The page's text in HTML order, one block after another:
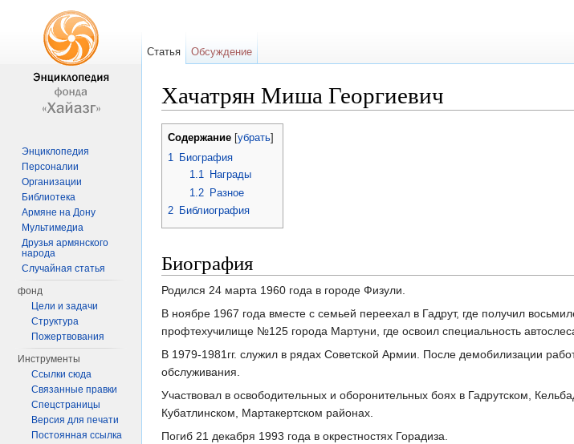
Хачатрян Миша Георгиевич
Содержание убрать
1 Биография
1.1
Награды
1.2
Разное
2 Библиография
Биография
Родился 24 марта 1960 года в городе Физули.
В ноябре 1967 года вместе с семьей переехал в Гадрут, где получил
профтехучилище №125 города Мартуни, где освоил специальность
В 1979-1981гг. служил в рядах Советской Армии. После демобилизации
обслуживания.
Участвовал в освободительных и оборонительных боях в Гадрутском,
Кубатлинском, Мартакертском районах.
Погиб 21 декабря 1993 года в окрестностях Горадиза.
Статья Обсуждение
Энциклопедия
Персоналии
Организации
Библиотека
Армяне на Дону
Мультимедиа
Друзья армянского
народа
Случайная статья
фонд
Цели и задачи
Структура
Пожертвования
Инструменты
Ссылки сюда
Связанные правки
Спецстраницы
Версия для печати
Постоянная ссылка